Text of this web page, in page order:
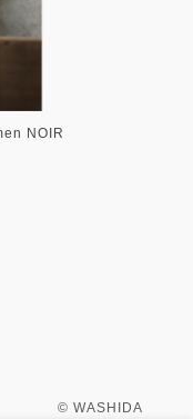
NOIR
© WASHIDA